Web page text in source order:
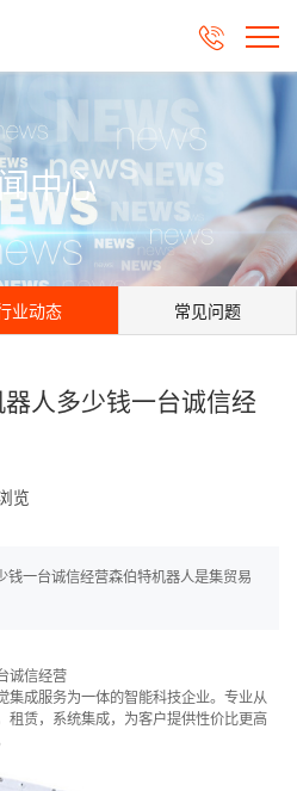

中心
业动态 常见问题
人多少钱一台诚信经
览
钱一台诚信经营森伯特机器人是集贸易
诚信经营
集成服务为一体的智能科技企业。专业从
租赁，系统集成，为客户提供性价比更高